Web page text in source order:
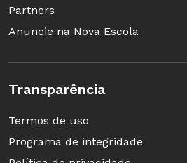
Partners
Anuncie na Nova Escola
Transparência
Termos de uso
Programa de integridade